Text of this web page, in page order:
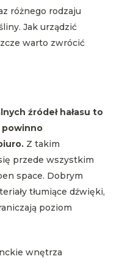
różnego rodzaju
Jak urządzić
warto zwrócić
źródeł hałasu to
powinno
Z takim
przede wszystkim
space. Dobrym
tłumiące dźwięki,
poziom
wnętrza